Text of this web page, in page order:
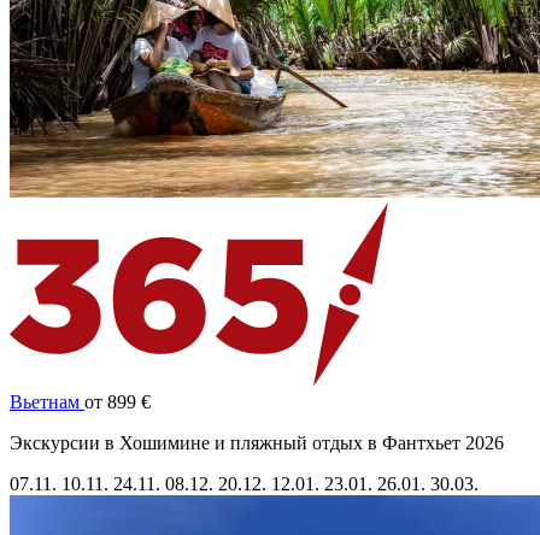
Вьетнам от 899 €
Экскурсии в Хошимине и пляжный отдых в Фантхьет 2026
07.11. 10.11. 24.11. 08.12. 20.12. 12.01. 23.01. 26.01. 30.03.